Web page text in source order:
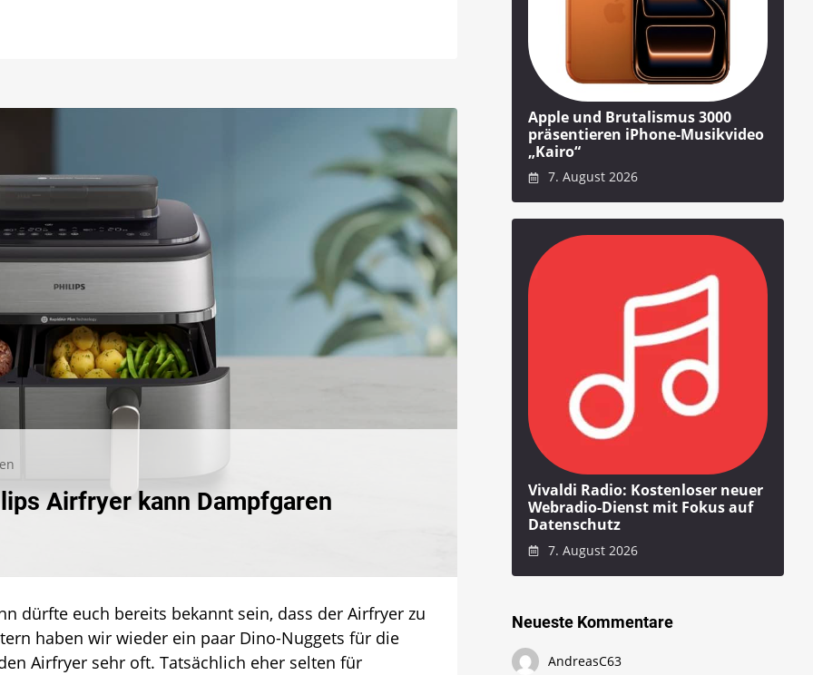
ohne
Hue:
kann
Dampfgaren
Airfryer kann Dampfgaren
dürfte euch bereits bekannt sein, dass der Airfryer zu
haben wir wieder ein paar Dino-Nuggets für die
Airfryer sehr oft. Tatsächlich eher selten für
Apple und Brutalismus 3000
präsentieren iPhone-Musikvideo
„Kairo“
7. August 2026
Vivaldi Radio: Kostenloser neuer
Webradio-Dienst mit Fokus auf
Datenschutz
7. August 2026
Neueste Kommentare
AndreasC63